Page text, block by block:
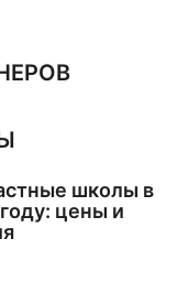
школы в
цены и